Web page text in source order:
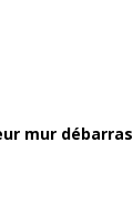
mur débarras